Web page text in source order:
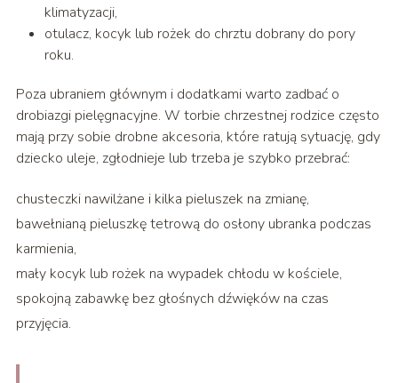
klimatyzacji,
otulacz, kocyk lub rożek do chrztu dobrany do pory
roku.
Poza ubraniem głównym i dodatkami warto zadbać o
drobiazgi pielęgnacyjne. W torbie chrzestnej rodzice często
mają przy sobie drobne akcesoria, które ratują sytuację, gdy
dziecko uleje, zgłodnieje lub trzeba je szybko przebrać:
chusteczki nawilżane i kilka pieluszek na zmianę,
bawełnianą pieluszkę tetrową do osłony ubranka podczas
karmienia,
mały kocyk lub rożek na wypadek chłodu w kościele,
spokojną zabawkę bez głośnych dźwięków na czas
przyjęcia.